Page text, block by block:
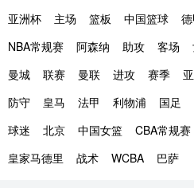
亚洲杯
主场 篮板 中国篮球
NBA常规赛
阿森纳 助攻 客场
曼城
联赛 曼联 进攻 赛季
防守
皇马 法甲 利物浦 国足
球迷
北京 中国女篮 CBA常规赛
皇家马德里
战术 WCBA 巴萨